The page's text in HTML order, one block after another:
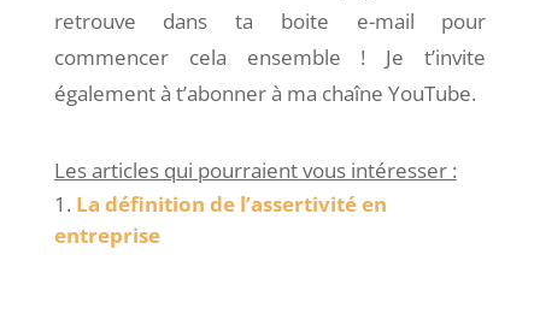
retrouve dans ta boite e-mail pour
commencer cela ensemble ! Je t’invite
également à t’abonner à ma chaîne YouTube.
Les articles qui pourraient vous intéresser :
La définition de l’assertivité en
entreprise